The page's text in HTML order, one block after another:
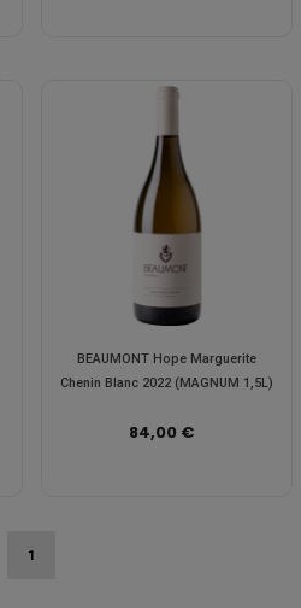
BEAUMONT Hope Marguerite
Chenin Blanc 2022 (MAGNUM 1,5L)
84,00 €
1